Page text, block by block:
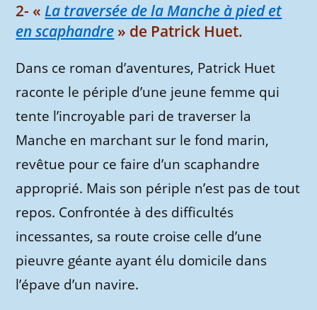
2- «La traversée de la Manche à pied et
en scaphandre » de Patrick Huet.
Dans ce roman d’aventures, Patrick Huet
raconte le périple d’une jeune femme qui
tente l’incroyable pari de traverser la
Manche en marchant sur le fond marin,
revêtue pour ce faire d’un scaphandre
approprié. Mais son périple n’est pas de tout
repos. Confrontée à des difficultés
incessantes, sa route croise celle d’une
pieuvre géante ayant élu domicile dans
l’épave d’un navire.